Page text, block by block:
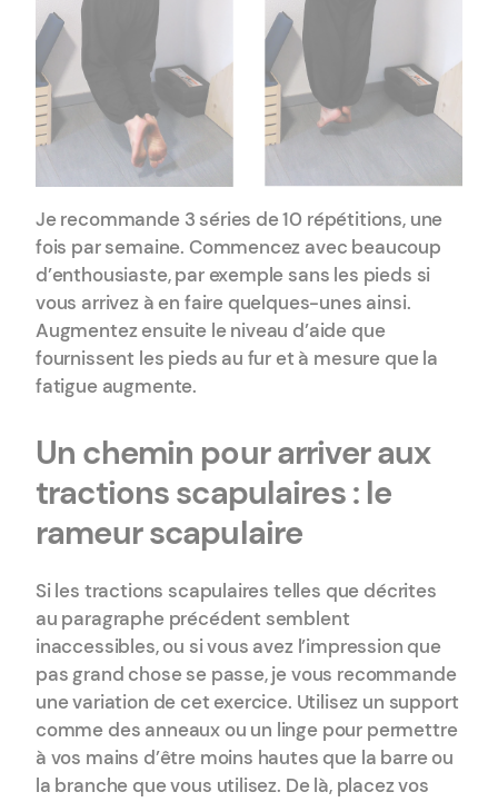
Je recommande 3 séries de 10 répétitions, une
fois par semaine. Commencez avec beaucoup
d’enthousiaste, par exemple sans les pieds si
vous arrivez à en faire quelques-unes ainsi.
Augmentez ensuite le niveau d’aide que
fournissent les pieds au fur et à mesure que la
fatigue augmente.
Un chemin pour arriver aux
tractions scapulaires : le
rameur scapulaire
Si les tractions scapulaires telles que décrites
au paragraphe précédent semblent
inaccessibles, ou si vous avez l’impression que
pas grand chose se passe, je vous recommande
une variation de cet exercice. Utilisez un support
comme des anneaux ou un linge pour permettre
à vos mains d’être moins hautes que la barre ou
la branche que vous utilisez. De là, placez vos